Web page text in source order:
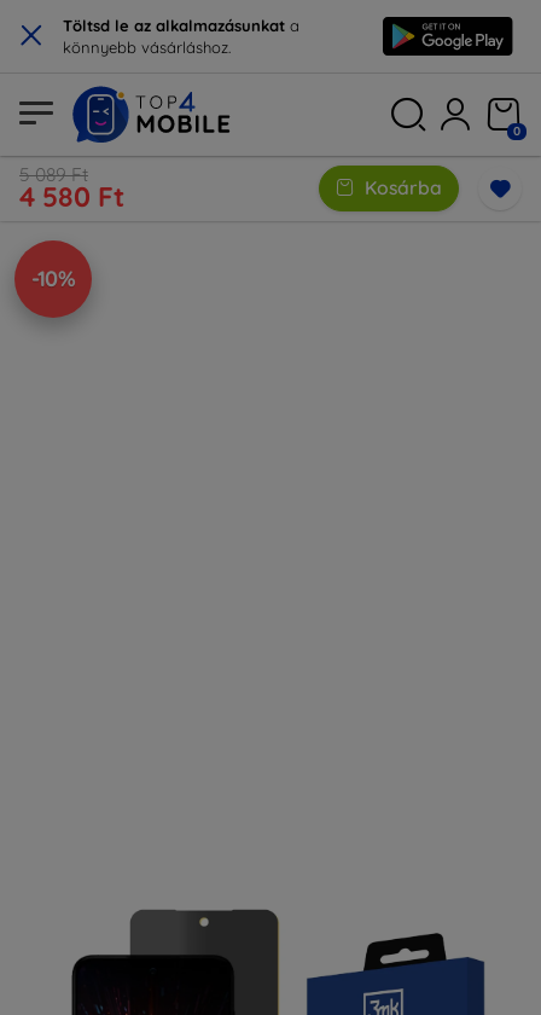
× Töltsd le az alkalmazásunkat a
könnyebb vásárláshoz.
0
5 089 Ft
4 580 Ft Kosárba
-10%